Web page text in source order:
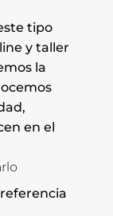
tipo
y taller
la
en el